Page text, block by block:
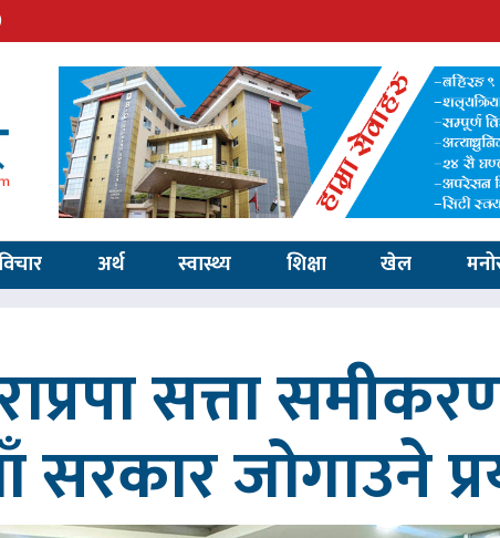
अर्थ स्वास्थ्य शिक्षा खेल
सत्ता
सरकार जोगाउने